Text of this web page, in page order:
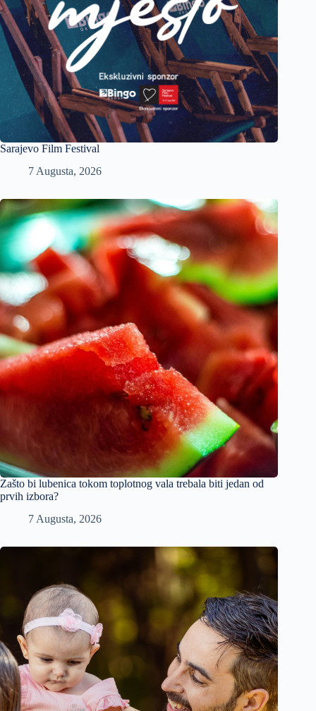
Sarajevo Film Festival
7 Augusta, 2026
Zašto bi lubenica tokom toplotnog vala trebala biti jedan od
prvih izbora?
7 Augusta, 2026